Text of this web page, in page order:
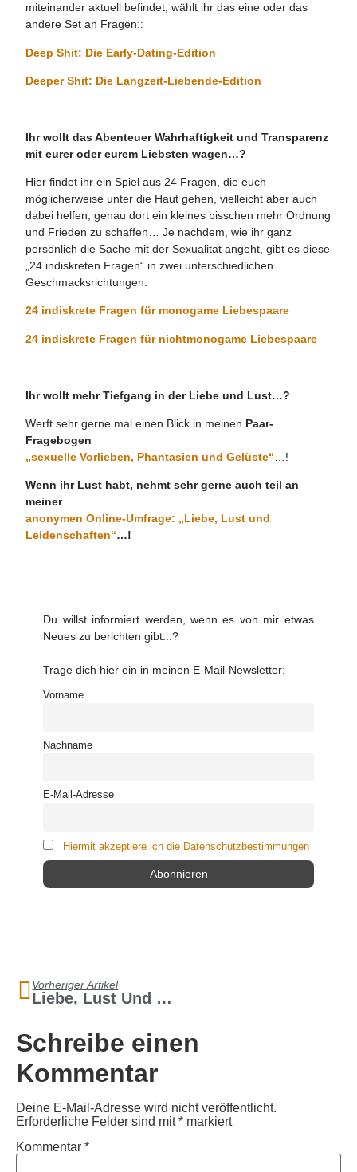
miteinander aktuell befindet, wählt ihr das eine oder das
andere Set an Fragen::
Deep Shit: Die Early-Dating-Edition
Deeper Shit: Die Langzeit-Liebende-Edition
Ihr wollt das Abenteuer Wahrhaftigkeit und Transparenz
mit eurer oder eurem Liebsten wagen…?
Hier findet ihr ein Spiel aus 24 Fragen, die euch
möglicherweise unter die Haut gehen, vielleicht aber auch
dabei helfen, genau dort ein kleines bisschen mehr Ordnung
und Frieden zu schaffen… Je nachdem, wie ihr ganz
persönlich die Sache mit der Sexualität angeht, gibt es diese
„24 indiskreten Fragen“ in zwei unterschiedlichen
Geschmacksrichtungen:
24 indiskrete Fragen für monogame Liebespaare
24 indiskrete Fragen für nichtmonogame Liebespaare
Ihr wollt mehr Tiefgang in der Liebe und Lust…?
Werft sehr gerne mal einen Blick in meinen Paar-
Fragebogen
„sexuelle Vorlieben, Phantasien und Gelüste“ …!
Wenn ihr Lust habt, nehmt sehr gerne auch teil an
meiner
anonymen Online-Umfrage: „Liebe, Lust und
Leidenschaften“…!
Du willst informiert werden, wenn es von mir etwas
Neues zu berichten gibt...?
Trage dich hier ein in meinen E-Mail-Newsletter:
Vorname
Nachname
E-Mail-Adresse
Hiermit akzeptiere ich die Datenschutzbestimmungen
Vorheriger Artikel
Liebe, Lust Und Das „Gesetz Der Wirksamkeit“…
Schreibe einen
Kommentar
Deine E-Mail-Adresse wird nicht veröffentlicht.
Erforderliche Felder sind mit* markiert
Kommentar *